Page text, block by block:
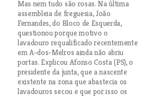
Mas nem tudo são rosas. Na última
assembleia de freguesia, João
Fernandes, do Bloco de Esquerda,
questionou porque motivo o
lavadouro requalificado recentemente
em A-dos-Melros ainda não abriu
portas. Explicou Afonso Costa (PS), o
presidente da junta, que a nascente
existente na zona que abastecia os
lavadouros secou e que por isso os